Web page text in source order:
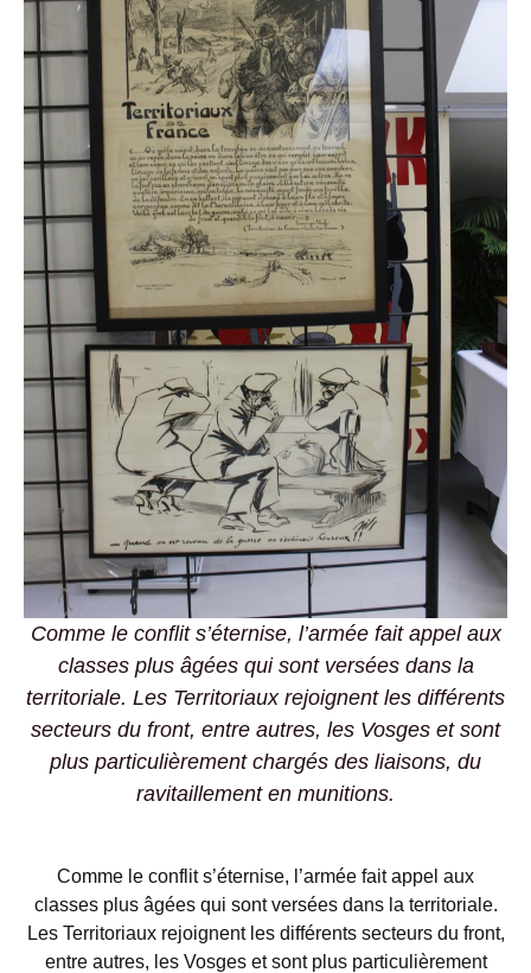
Comme le conflit s’éternise, l’armée fait appel aux
classes plus âgées qui sont versées dans la
territoriale. Les Territoriaux rejoignent les différents
secteurs du front, entre autres, les Vosges et sont
plus particulièrement chargés des liaisons, du
ravitaillement en munitions.
Comme le conflit s’éternise, l’armée fait appel aux
classes plus âgées qui sont versées dans la territoriale.
Les Territoriaux rejoignent les différents secteurs du front,
entre autres, les Vosges et sont plus particulièrement